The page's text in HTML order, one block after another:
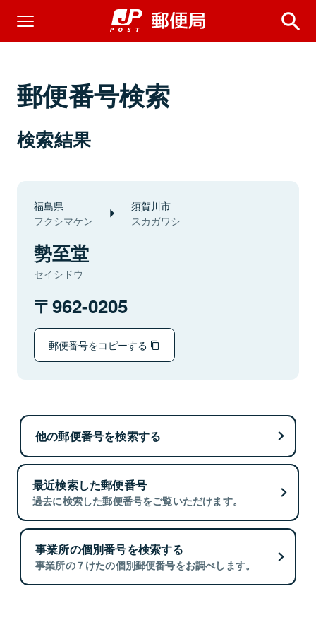
郵便番号検索
検索結果
福島県
フクシマケン
須賀川市
スカガワシ
勢至堂
セイシドウ
962-0205
郵便番号をコピーする
他の郵便番号を検索する
最近検索した郵便番号
過去に検索した郵便番号をご覧いただけます。
事業所の個別番号を検索する
事業所の７けたの個別郵便番号をお調べします。